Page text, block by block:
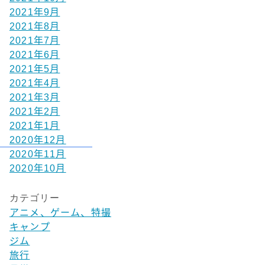
2021年9月
2021年8月
2021年7月
2021年6月
2021年5月
2021年4月
2021年3月
2021年2月
2021年1月
2020年12月
2020年11月
2020年10月
カテゴリー
アニメ、ゲーム、特撮
キャンプ
ジム
旅行